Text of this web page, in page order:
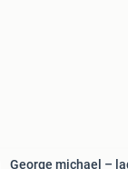
George michael –